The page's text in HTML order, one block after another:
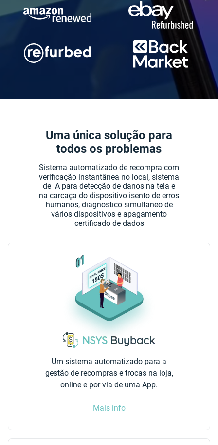
Uma única solução para
todos os problemas
Sistema automatizado de recompra com
verificação instantânea no local, sistema
de IA para detecção de danos na tela e
na carcaça do dispositivo isento de erros
humanos, diagnóstico simultâneo de
vários dispositivos e apagamento
certificado de dados
Um sistema automatizado para a
gestão de recompras e trocas na loja,
online e por via de uma App.
Mais info